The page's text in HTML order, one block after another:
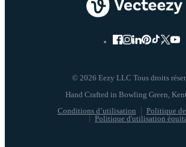
© 2026 Eezy LLC Tous droits
Conditions d’utilisation
Politique
Politique d'utilisation